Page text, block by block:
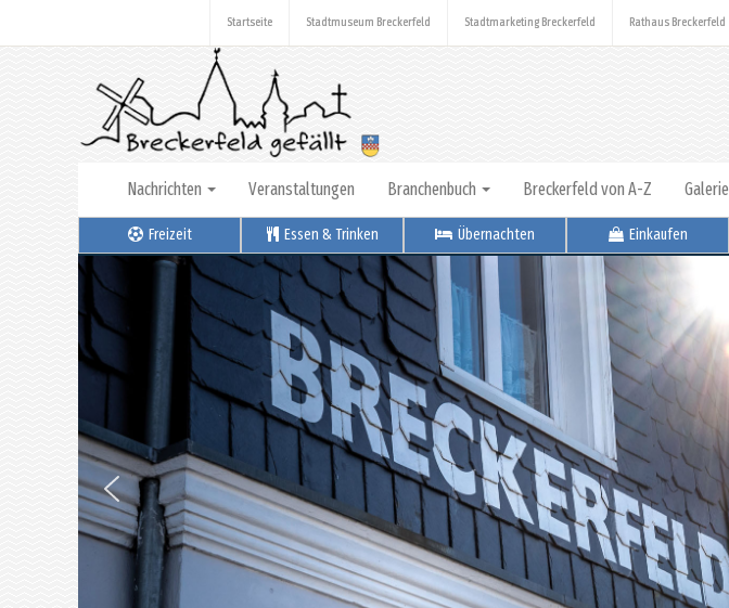
Startseite Stadtmuseum Breckerfeld Stadtmarketing Breckerfeld Rathaus Breckerfeld
Nachrichten Veranstaltungen Branchenbuch Breckerfeld von A-Z Galerie
Freizeit Essen & Trinken Übernachten Einkaufen